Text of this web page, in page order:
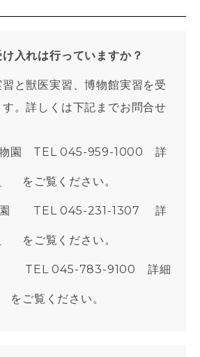
入れは行っていますか？
と獣医実習、博物館実習を受
。詳しくは下記までお問合せ
物園 TEL 045-959-1000 詳
をご覧ください。
園 TEL 045-231-1307 詳
をご覧ください。
TEL 045-783-9100 詳細
をご覧ください。